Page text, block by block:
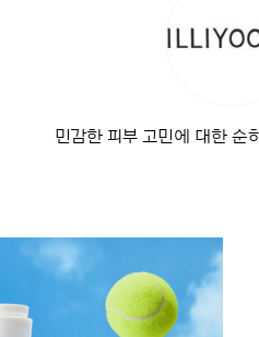
민감한 피부 고민에 대한 순